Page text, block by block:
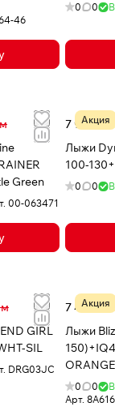
46
0 0
Green
00-063471
Акция
7 937
Лыжи
100-
0 0
GIRL
SIL
DRG03JC
Акция
7 499
Лыжи
0 0
Арт.